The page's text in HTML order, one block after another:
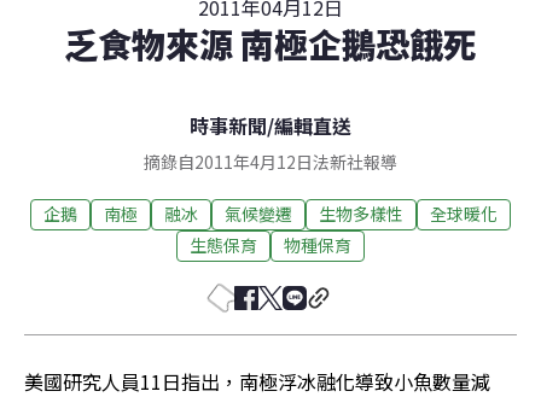
2011年04月12日
乏食物來源 南極企鵝恐餓死
時事新聞/編輯直送
摘錄自2011年4月12日法新社報導
企鵝 南極 融冰 氣候變遷 生物多樣性
全球暖化
生態保育
物種保育
美國研究人員11日指出，南極浮冰融化導致小魚數量減